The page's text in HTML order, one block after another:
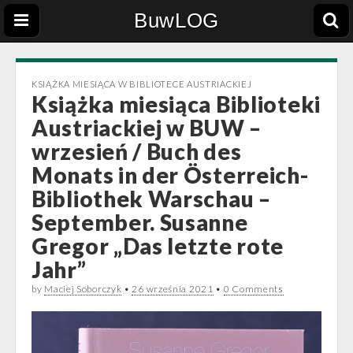
BuwLOG
KSIĄŻKA MIESIĄCA W BIBLIOTECE AUSTRIACKIEJ
Książka miesiąca Biblioteki
Austriackiej w BUW –
wrzesień / Buch des
Monats in der Österreich-
Bibliothek Warschau –
September. Susanne
Gregor „Das letzte rote
Jahr”
by Maciej Soborczyk •26 września 2021 • 0 Comments